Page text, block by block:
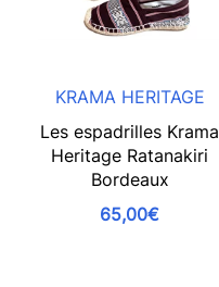
KRAMA HERITAGE
Les espadrilles Krama
Heritage Ratanakiri
Bordeaux
65,00€